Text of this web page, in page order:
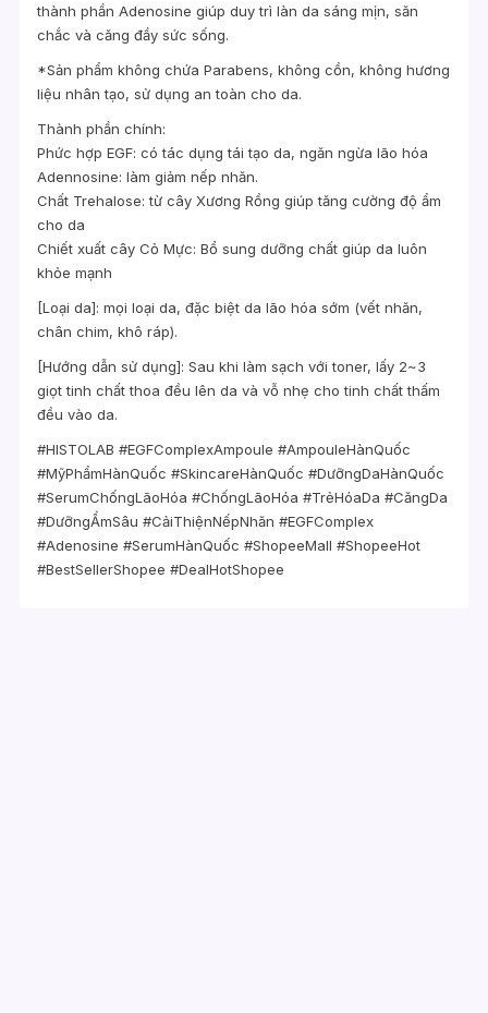
thành phần Adenosine giúp duy trì làn da sáng mịn, săn
chắc và căng đầy sức sống.
*Sản phẩm không chứa Parabens, không cồn, không hương
liệu nhân tạo, sử dụng an toàn cho da.
Thành phần chính:
Phức hợp EGF: có tác dụng tái tạo da, ngăn ngừa lão hóa
Adennosine: làm giảm nếp nhăn.
Chất Trehalose: từ cây Xương Rồng giúp tăng cường độ ẩm
cho da
Chiết xuất cây Cỏ Mực: Bổ sung dưỡng chất giúp da luôn
khỏe mạnh
[Loại da]: mọi loại da, đặc biệt da lão hóa sớm (vết nhăn,
chân chim, khô ráp).
[Hướng dẫn sử dụng]: Sau khi làm sạch với toner, lấy 2~3
giọt tinh chất thoa đều lên da và vỗ nhẹ cho tinh chất thấm
đều vào da.
#HISTOLAB #EGFComplexAmpoule #AmpouleHànQuốc
#MỹPhẩmHànQuốc #SkincareHànQuốc #DưỡngDaHànQuốc
#SerumChốngLãoHóa #ChốngLãoHóa #TrẻHóaDa #CăngDa
#DưỡngẨmSâu #CảiThiệnNếpNhăn #EGFComplex
#Adenosine #SerumHànQuốc #ShopeeMall #ShopeeHot
#BestSellerShopee #DealHotShopee